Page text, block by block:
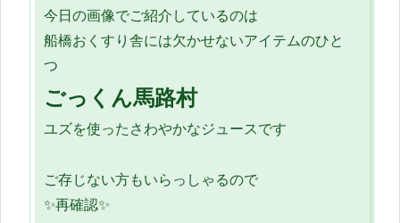
今日の画像でご紹介しているのは
船橋おくすり舎には欠かせないアイテムのひと
つ
ごっくん馬路村
ユズを使ったさわやかなジュースです
ご存じない方もいらっしゃるので
✨再確認✨